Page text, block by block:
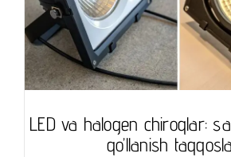
LED va halogen chiroqlar:
qo’llanish